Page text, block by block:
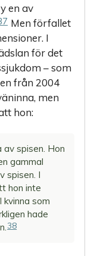
en av
Men förfallet
I
för det
– som
från 2004
men
hon:
spisen. Hon
gammal
spisen. I
hon inte
kvinna som
hade
38